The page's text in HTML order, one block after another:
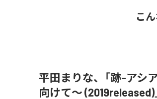
こ
平田まりな、「跡-アシ
向けて〜 (2019released)